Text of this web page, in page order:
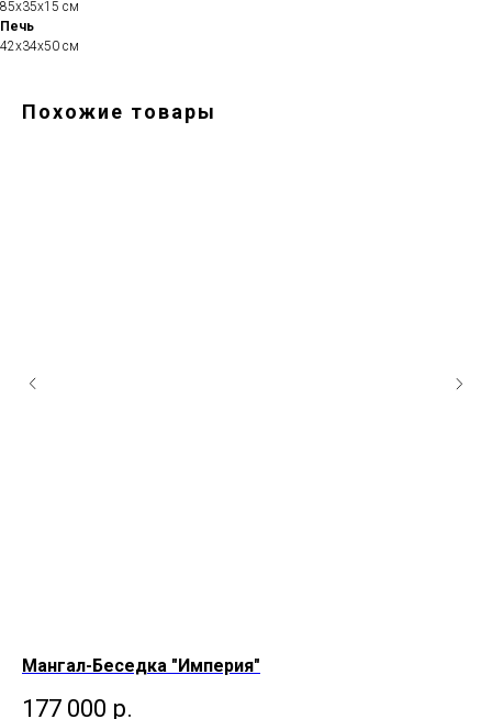
85х35х15 см
Печь
42х34х50 см
Похожие товары
Мангал-Беседка "Империя"
177 000 р.